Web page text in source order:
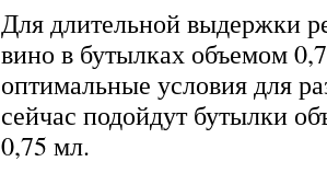
Для длительной выдержки
вино в бутылках объемом
оптимальные условия для
сейчас подойдут бутылки
0,75 мл.